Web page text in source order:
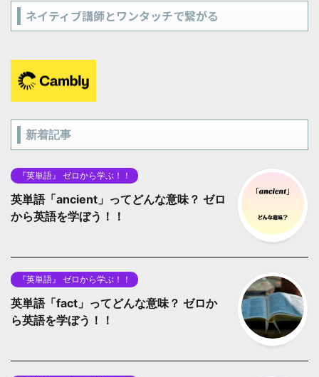
ネイティブ講師とワンタッチで繋がる
新着記事
『英単語』 ゼロから学ぶ！！
英単語「ancient」ってどんな意味？ ゼロ
から英語を学ぼう！！
『英単語』 ゼロから学ぶ！！
英単語「fact」ってどんな意味？ ゼロか
ら英語を学ぼう！！